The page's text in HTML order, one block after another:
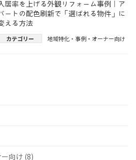
居率を上げる外観リフォーム事例｜ア
ートの配色刷新で「選ばれる物件」に
える方法
カテゴリー 地域特化・事例・オーナー向け
向け (8)